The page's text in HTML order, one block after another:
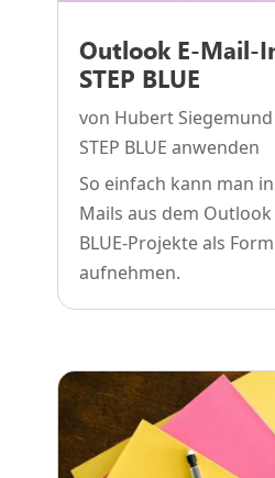
Outlook E-Mail-
STEP BLUE
von Hubert Siegemund
STEP BLUE anwenden
So einfach kann man in
Mails aus dem Outlook
BLUE-Projekte als
aufnehmen.